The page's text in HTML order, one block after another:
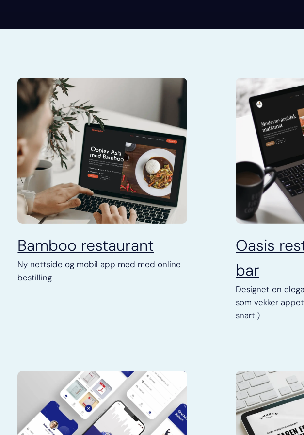
Bamboo restaurant
Ny nettside og mobil app med med online
bestilling
Oasis
bar
Designet en
som vekker
snart!)